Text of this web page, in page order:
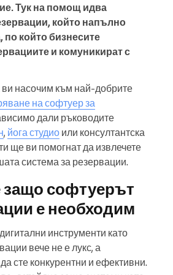
Тук на помощ идва
който напълно
който бизнесите
и комуникират с
ви насочим към най-добрите
на софтуер за
дали ръководите
, йога студио или консултантска
ще ви помогнат да извлечете
система за резервации.
защо софтуерът
е необходим
инструменти като
вече не е лукс, а
сте конкурентни и ефективни.